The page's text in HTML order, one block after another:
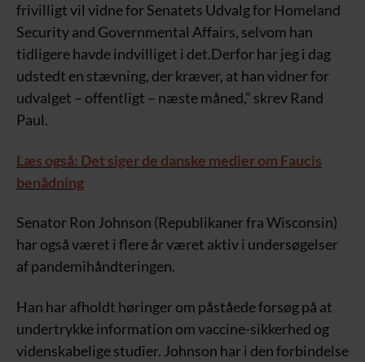
frivilligt vil vidne for Senatets Udvalg for Homeland
Security and Governmental Affairs, selvom han
tidligere havde indvilliget i det.Derfor har jeg i dag
udstedt en stævning, der kræver, at han vidner for
udvalget – offentligt – næste måned,” skrev Rand
Paul.
Læs også: Det siger de danske medier om Faucis
benådning
Senator Ron Johnson (Republikaner fra Wisconsin)
har også været i flere år været aktiv i undersøgelser
af pandemihåndteringen.
Han har afholdt høringer om påståede forsøg på at
undertrykke information om vaccine-sikkerhed og
videnskabelige studier. Johnson har i den forbindelse